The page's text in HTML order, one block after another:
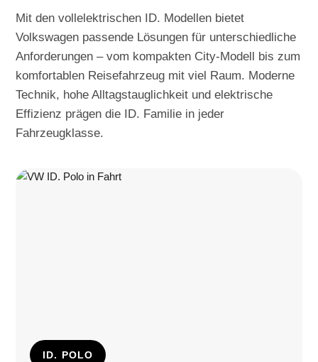
Mit den vollelektrischen ID. Modellen bietet
Volkswagen passende Lösungen für unterschiedliche
Anforderungen – vom kompakten City-Modell bis zum
komfortablen Reisefahrzeug mit viel Raum. Moderne
Technik, hohe Alltagstauglichkeit und elektrische
Effizienz prägen die ID. Familie in jeder
Fahrzeugklasse.
ID. POLO